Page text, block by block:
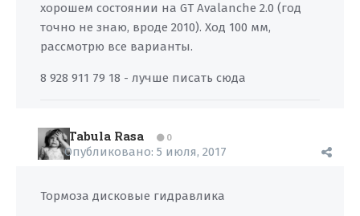
хорошем состоянии на GT Avalanche 2.0 (год
точно не знаю, вроде 2010). Ход 100 мм,
рассмотрю все варианты.
8 928 911 79 18 - лучше писать сюда
Tabula Rasa 0
Опубликовано: 5 июля, 2017
Тормоза дисковые гидравлика